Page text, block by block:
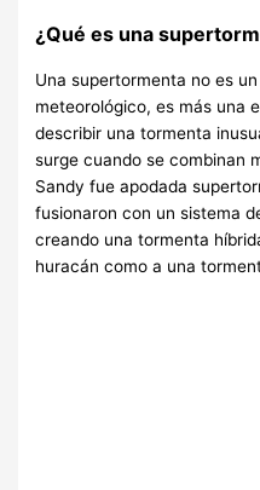
¿Qué es una
Una supertormenta no es
meteorológico, es más una
describir una tormenta
surge cuando se combinan
Sandy fue apodada
fusionaron con un sistema
creando una tormenta
huracán como a una